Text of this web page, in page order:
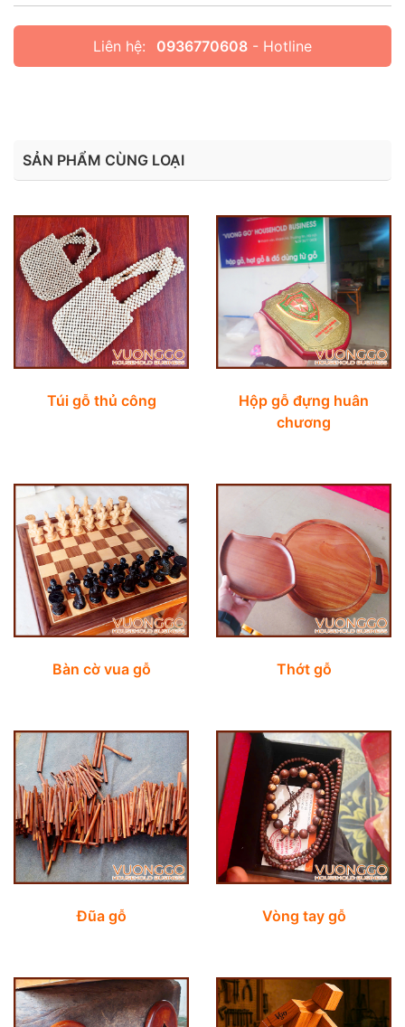
Liên hệ: 0936770608 - Hotline
SẢN PHẨM CÙNG LOẠI
Túi gỗ thủ công
Hộp gỗ đựng huân
chương
Bàn cờ vua gỗ Thớt gỗ
Đũa gỗ Vòng tay gỗ